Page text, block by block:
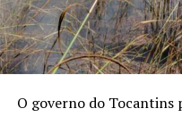
O governo do Tocantins